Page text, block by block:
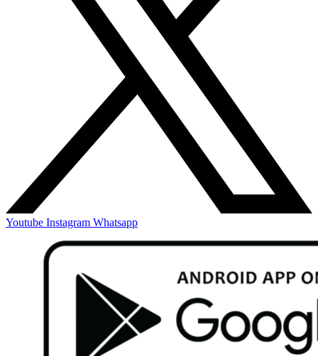
Youtube Instagram Whatsapp